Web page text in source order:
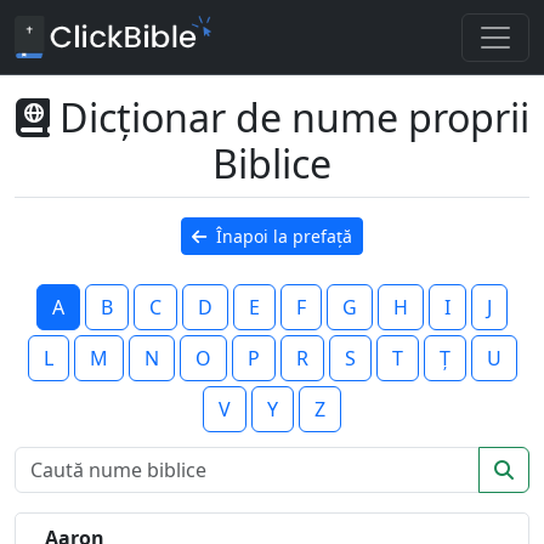
Dicționar de nume proprii
Biblice
Înapoi la prefață
A B C D E F G H I
J
L
M N O P R S T Ț
U
V
Y Z
Aaron